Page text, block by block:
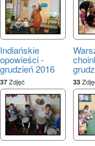
Indiańskie
opowieści -
grudzień 2016
37 Zdjęć 33